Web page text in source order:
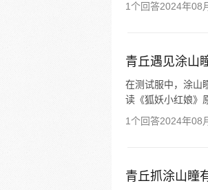
1个回答2024年08
青丘遇见涂山
在测试服中，涂山
读《狐妖小红娘》
1个回答2024年08
青丘抓涂山瞳